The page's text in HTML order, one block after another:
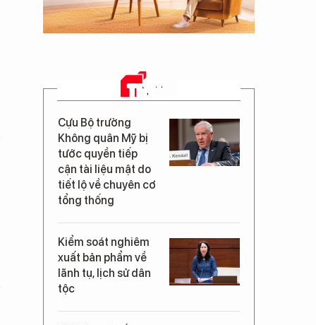
TIN MỚI
Cựu Bộ trưởng
Không quân Mỹ bị
tước quyền tiếp
cận tài liệu mật do
tiết lộ về chuyên cơ
tổng thống
Kiểm soát nghiêm
xuất bản phẩm về
lãnh tụ, lịch sử dân
tộc